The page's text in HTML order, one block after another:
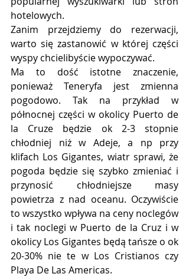
hotelowych.
Zanim przejdziemy do rezerwacji,
warto się zastanowić w której części
wyspy chcielibyście wypoczywać.
Ma to dość istotne znaczenie,
ponieważ Teneryfa jest zmienna
pogodowo. Tak na przykład w
północnej części w okolicy Puerto de
la Cruze będzie ok 2-3 stopnie
chłodniej niż w Adeje, a np przy
klifach Los Gigantes, wiatr sprawi, że
pogoda będzie się szybko zmieniać i
przynosić chłodniejsze masy
powietrza z nad oceanu. Oczywiście
to wszystko wpływa na ceny noclegów
i tak noclegi w Puerto de la Cruz i w
okolicy Los Gigantes będą tańsze o ok
20-30% nie te w Los Cristianos czy
Playa De Las Americas.